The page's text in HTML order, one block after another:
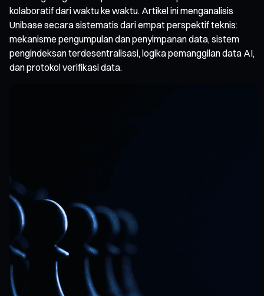
kolaboratif dari waktu ke waktu. Artikel ini menganalisis
Unibase secara sistematis dari empat perspektif teknis:
mekanisme pengumpulan dan penyimpanan data, sistem
pengindeksan terdesentralisasi, logika pemanggilan data AI,
dan protokol verifikasi data.